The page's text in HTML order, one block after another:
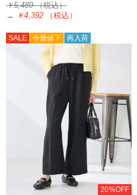
￥5,489（税込）
→
￥4,392 （税込）
SALE 今週値下 再入荷
20%OFF